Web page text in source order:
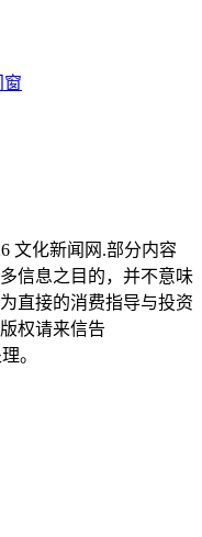
窗
文化新闻网 .部分内容
信息之目的，并不意味
直接的消费指导与投资
权请来信告
。